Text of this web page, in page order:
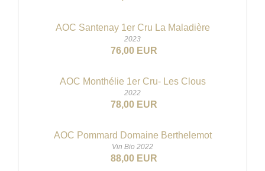
AOC Santenay 1er Cru La Maladière
2023
76,00 EUR
AOC Monthélie 1er Cru- Les Clous
2022
78,00 EUR
AOC Pommard Domaine Berthelemot
Vin Bio 2022
88,00 EUR